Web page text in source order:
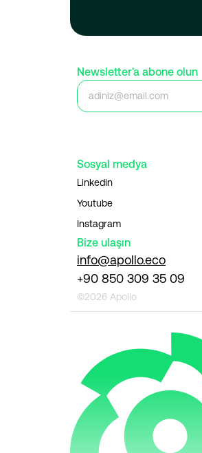
Newsletter'a abone olun
Sosyal medya
Linkedin
Youtube
Instagram
Bize ulaşın
info@apollo.eco
+90 850 309 35 09
©2026 Apollo